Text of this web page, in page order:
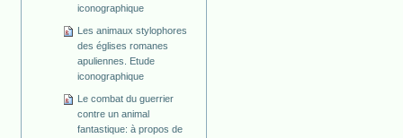
iconographique
Les animaux stylophores
des églises romanes
apuliennes. Etude
iconographique
Le combat du guerrier
contre un animal
fantastique: à propos de